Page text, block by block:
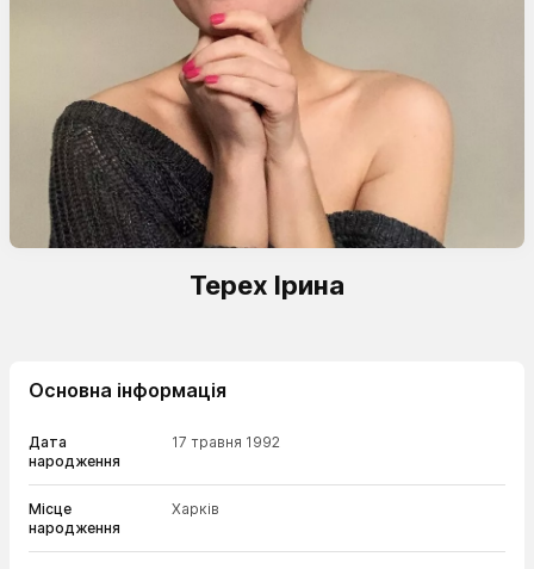
Терех Ірина
Основна інформація
Дата
народження
17 травня 1992
Місце
народження
Харків